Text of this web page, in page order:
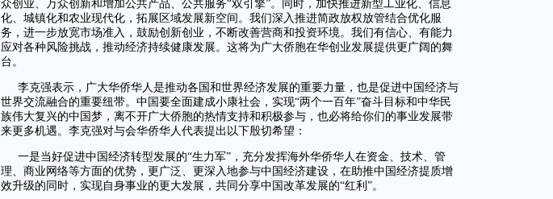
众创业、万众创新和增加公共产品、公共服务“双引擎”。同时，加快推进新型工业化、信息
化、城镇化和农业现代化，拓展区域发展新空间。我们深入推进简政放权放管结合优化服
务，进一步放宽市场准入，鼓励创新创业，不断改善营商和投资环境。我们有信心、有能力
应对各种风险挑战，推动经济持续健康发展。这将为广大侨胞在华创业发展提供更广阔的舞
台。
李克强表示，广大华侨华人是推动各国和世界经济发展的重要力量，也是促进中国经济与
世界交流融合的重要纽带。中国要全面建成小康社会，实现“两个一百年”奋斗目标和中华民
族伟大复兴的中国梦，离不开广大侨胞的热情支持和积极参与，也必将给你们的事业发展带
来更多机遇。李克强对与会华侨华人代表提出以下殷切希望：
一是当好促进中国经济转型发展的“生力军”，充分发挥海外华侨华人在资金、技术、管
理、商业网络等方面的优势，更广泛、更深入地参与中国经济建设，在助推中国经济提质增
效升级的同时，实现自身事业的更大发展，共同分享中国改革发展的“红利”。